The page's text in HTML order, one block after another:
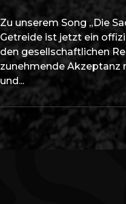
Zu unserem Song „Die
Getreide ist jetzt ein
den gesellschaftlichen
zunehmende Akzeptanz
und...